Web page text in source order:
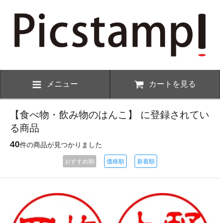
メニュー カートを見る
【食べ物・飲み物のはんこ】 に登録されてい
る商品
40件の商品が見つかりました
おすすめ順 価格順 新着順